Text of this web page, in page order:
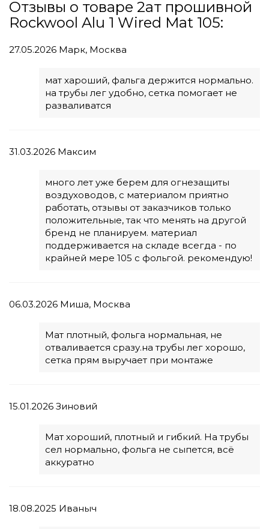
Отзывы о товаре 2ат прошивной
Rockwool Alu 1 Wired Mat 105:
27.05.2026 Марк, Москва
мат хароший, фальга держится нормально.
на трубы лег удобно, сетка помогает не
разваливатся
31.03.2026 Максим
много лет уже берем для огнезащиты
воздуховодов, с материалом приятно
работать, отзывы от заказчиков только
положительные, так что менять на другой
бренд не планируем. материал
поддерживается на складе всегда - по
крайней мере 105 с фольгой. рекомендую!
06.03.2026 Миша, Москва
Мат плотный, фольга нормальная, не
отваливается сразу.на трубы лег хорошо,
сетка прям выручает при монтаже
15.01.2026 Зиновий
Мат хороший, плотный и гибкий. На трубы
сел нормально, фольга не сыпется, всё
аккуратно
18.08.2025 Иваныч